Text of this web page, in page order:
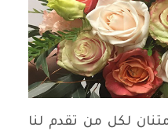
لكل من تقدم لنا